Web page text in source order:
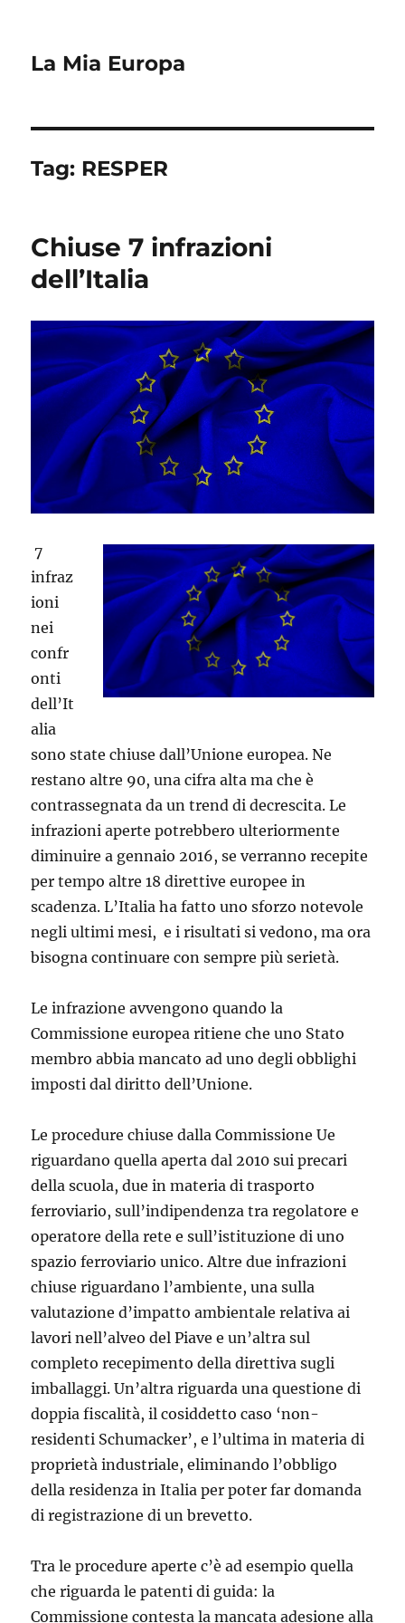
La Mia Europa
Tag: RESPER
Chiuse 7 infrazioni
dell’Italia
7
infraz
ioni
nei
confr
onti
dell’It
alia
sono state chiuse dall’Unione europea. Ne
restano altre 90, una cifra alta ma che è
contrassegnata da un trend di decrescita. Le
infrazioni aperte potrebbero ulteriormente
diminuire a gennaio 2016, se verranno recepite
per tempo altre 18 direttive europee in
scadenza. L’Italia ha fatto uno sforzo notevole
negli ultimi mesi, e i risultati si vedono, ma ora
bisogna continuare con sempre più serietà.
Le infrazione avvengono quando la
Commissione europea ritiene che uno Stato
membro abbia mancato ad uno degli obblighi
imposti dal diritto dell’Unione.
Le procedure chiuse dalla Commissione Ue
riguardano quella aperta dal 2010 sui precari
della scuola, due in materia di trasporto
ferroviario, sull’indipendenza tra regolatore e
operatore della rete e sull’istituzione di uno
spazio ferroviario unico. Altre due infrazioni
chiuse riguardano l’ambiente, una sulla
valutazione d’impatto ambientale relativa ai
lavori nell’alveo del Piave e un’altra sul
completo recepimento della direttiva sugli
imballaggi. Un’altra riguarda una questione di
doppia fiscalità, il cosiddetto caso ‘non-
residenti Schumacker’, e l’ultima in materia di
proprietà industriale, eliminando l’obbligo
della residenza in Italia per poter far domanda
di registrazione di un brevetto.
Tra le procedure aperte c’è ad esempio quella
che riguarda le patenti di guida: la
Commissione contesta la mancata adesione alla